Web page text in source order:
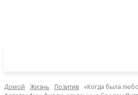
Домой Жизнь Позитив
«Когда была